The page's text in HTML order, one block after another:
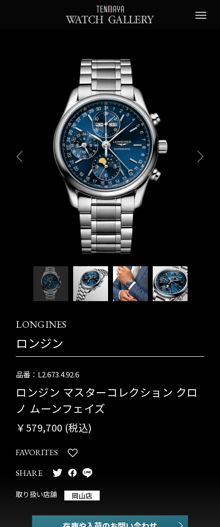
LONGINES
ロンジン
品番：L2.673.4.92.6
ロンジン マスターコレクション クロ
ノ ムーンフェイズ
￥579,700 (税込)
FAVORITES
SHARE
取り扱い店舗 岡山店